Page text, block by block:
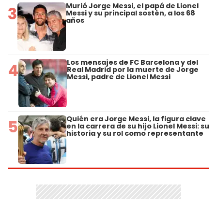
3 Murió Jorge Messi, el papá de Lionel
Messi y su principal sostén, a los 68
años
4 Los mensajes de FC Barcelona y del
Real Madrid por la muerte de Jorge
Messi, padre de Lionel Messi
5 Quién era Jorge Messi, la figura clave
en la carrera de su hijo Lionel Messi: su
historia y su rol como representante